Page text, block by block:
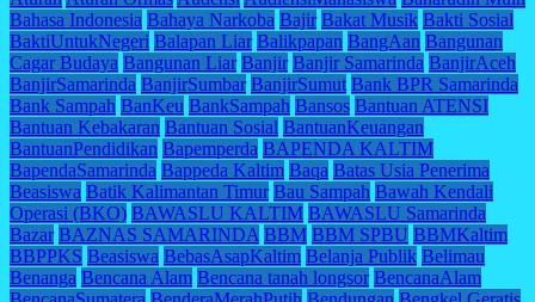
Bahasa Indonesia Bahaya Narkoba Bajir Bakat Musik Bakti Sosial
BaktiUntukNegeri Balapan Liar Balikpapan BangAan Bangunan
Cagar Budaya Bangunan Liar Banjir Banjir Samarinda BanjirAceh
BanjirSamarinda BanjirSumbar BanjirSumut Bank BPR Samarinda
Bank Sampah BanKeu BankSampah Bansos Bantuan ATENSI
Bantuan Kebakaran Bantuan Sosial BantuanKeuangan
BantuanPendidikan Bapemperda BAPENDA KALTIM
BapendaSamarinda Bappeda Kaltim Baqa Batas Usia Penerima
Beasiswa Batik Kalimantan Timur Bau Sampah Bawah Kendali
Operasi (BKO) BAWASLU KALTIM BAWASLU Samarinda
Bazar BAZNAS SAMARINDA BBM BBM SPBU BBMKaltim
BBPPKS Beasiswa BebasAsapKaltim Belanja Publik Belimau
Benanga Bencana Alam Bencana tanah longsor BencanaAlam